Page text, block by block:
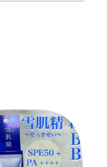
イル安息香酸
ルオキシフェノ
ジオウ根エキ
キス・シロキク